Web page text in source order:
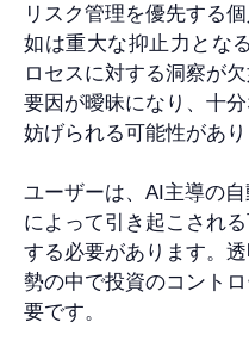
リスク管理を優先する
如は重大な抑止力とな
ロセスに対する洞察が
要因が曖昧になり、十
妨げられる可能性があり
ユーザーは、AI主導の
によって引き起こされ
する必要があります。
勢の中で投資のコント
要です。